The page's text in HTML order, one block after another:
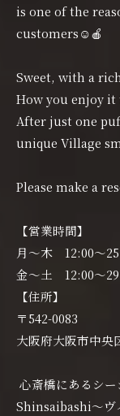
is one of the
customers☺️🍎
Sweet, with a
How you enjoy it
After just one
unique Village
Please make a
【営業時間】
月〜木 12:00〜
金〜土 12:00〜
【住所】
〒542-0083
大阪府大阪市中央
心斎橋にあるシ
Shinsaibashi〜ヴ